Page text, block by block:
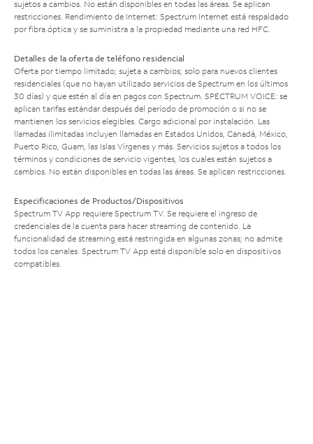
sujetos a cambios. No están disponibles en todas las áreas. Se aplican
restricciones. Rendimiento de Internet: Spectrum Internet está respaldado
por fibra óptica y se suministra a la propiedad mediante una red HFC.
Detalles de la oferta de teléfono residencial
Oferta por tiempo limitado; sujeta a cambios; solo para nuevos clientes
residenciales (que no hayan utilizado servicios de Spectrum en los últimos
30 días) y que estén al día en pagos con Spectrum. SPECTRUM VOICE: se
aplican tarifas estándar después del período de promoción o si no se
mantienen los servicios elegibles. Cargo adicional por instalación. Las
llamadas ilimitadas incluyen llamadas en Estados Unidos, Canadá, México,
Puerto Rico, Guam, las Islas Vírgenes y más. Servicios sujetos a todos los
términos y condiciones de servicio vigentes, los cuales están sujetos a
cambios. No están disponibles en todas las áreas. Se aplican restricciones.
Especificaciones de Productos/Dispositivos
Spectrum TV App requiere Spectrum TV. Se requiere el ingreso de
credenciales de la cuenta para hacer streaming de contenido. La
funcionalidad de streaming está restringida en algunas zonas; no admite
todos los canales. Spectrum TV App está disponible solo en dispositivos
compatibles.